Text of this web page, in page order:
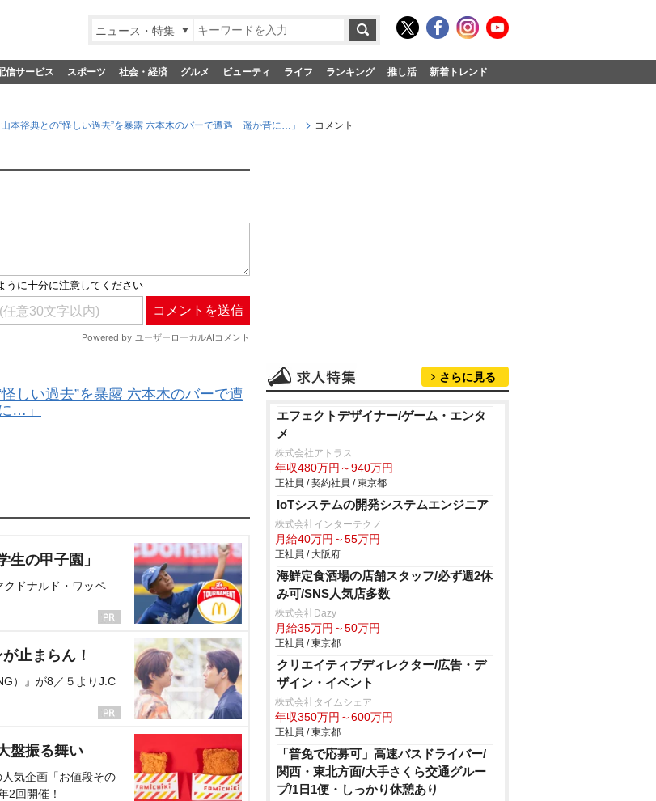
ニュース・特集
信サービス スポーツ 社会・経済 グルメ ビューティ ライフ ランキング 推し活 新着トレンド
本裕典との“怪しい過去”を暴露 六本木のバーで遭遇「遥か昔に…」 コメント
しい過去”を暴露 六本木のバーで遭
…」
の甲子園」
ドナルド・ワッペ
止まらん！
）』が8／５よりJ:C
盤振る舞い
気企画「お値段その
2回開催！
さらに見る
エフェクトデザイナー/ゲーム・エンタ
メ
株式会社アトラス
年収480万円～940万円
正社員 / 契約社員 / 東京都
IoTシステムの開発システムエンジニア
株式会社インターテクノ
月給40万円～55万円
正社員 / 大阪府
海鮮定食酒場の店舗スタッフ/必ず週2休
み可/SNS人気店多数
株式会社Dazy
月給35万円～50万円
正社員 / 東京都
クリエイティブディレクター/広告・デ
ザイン・イベント
株式会社タイムシェア
年収350万円～600万円
正社員 / 東京都
「普免で応募可」高速バスドライバー/
関西・東北方面/大手さくら交通グルー
プ/1日1便・しっかり休憩あり